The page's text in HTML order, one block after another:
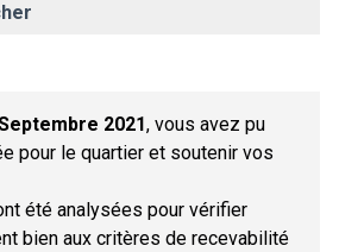
2021, vous avez pu
pour le quartier et soutenir vos
été analysées pour vérifier
bien aux critères de recevabilité